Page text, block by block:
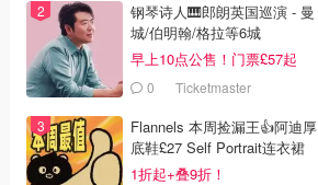
钢琴诗人🎹郎朗英国巡演 - 曼
城/伯明翰/格拉等6城
早上10点公售！门票£57起
0 Ticketmaster
Flannels 本周捡漏王👍阿迪厚
底鞋£27 Self Portrait连衣裙
£63
1折起+叠9折！